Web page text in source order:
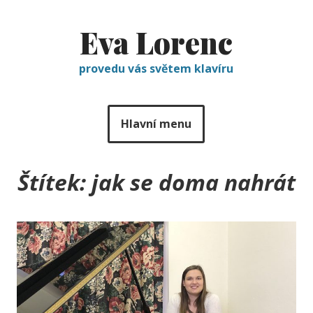
Eva Lorenc
provedu vás světem klavíru
Hlavní menu
Štítek:jak se doma nahrát